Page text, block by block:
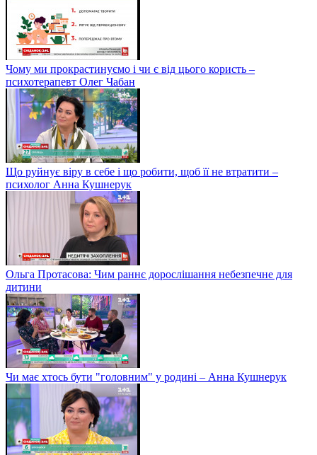
Чому ми прокрастинуємо і чи є від цього користь –
психотерапевт Олег Чабан
Що руйнує віру в себе і що робити, щоб її не втратити –
психолог Анна Кушнерук
Ольга Протасова: Чим раннє дорослішання небезпечне для
дитини
Чи має хтось бути "головним" у родині – Анна Кушнерук